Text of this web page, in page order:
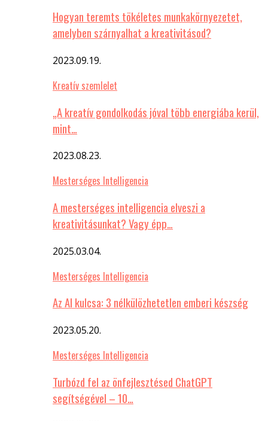
Hogyan teremts tökéletes munkakörnyezetet,
amelyben szárnyalhat a kreativitásod?
2023.09.19.
Kreatív szemlelet
„A kreatív gondolkodás jóval több energiába kerül,
mint…
2023.08.23.
Mesterséges Intelligencia
A mesterséges intelligencia elveszi a
kreativitásunkat? Vagy épp…
2025.03.04.
Mesterséges Intelligencia
Az AI kulcsa: 3 nélkülözhetetlen emberi készség
2023.05.20.
Mesterséges Intelligencia
Turbózd fel az önfejlesztésed ChatGPT
segítségével – 10…